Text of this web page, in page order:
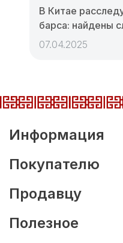
В Китае
барса: найдены
07.04.2025
Информация
Покупателю
Продавцу
Полезное